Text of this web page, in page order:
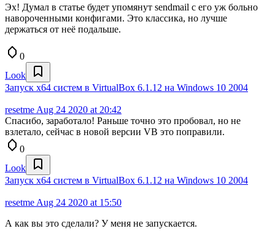
Эх! Думал в статье будет упомянут sendmail с его уж больно
навороченными конфигами. Это классика, но лучше
держаться от неё подальше.
0
Look
Запуск x64 систем в VirtualBox 6.1.12 на Windows 10 2004
resetme Aug 24 2020 at 20:42
Спасибо, заработало! Раньше точно это пробовал, но не
взлетало, сейчас в новой версии VB это поправили.
0
Look
Запуск x64 систем в VirtualBox 6.1.12 на Windows 10 2004
resetme Aug 24 2020 at 15:50
А как вы это сделали? У меня не запускается.